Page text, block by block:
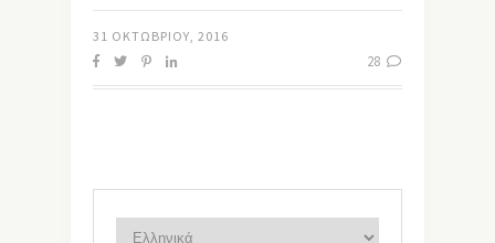
31 ΟΚΤΩΒΡΊΟΥ, 2016
28